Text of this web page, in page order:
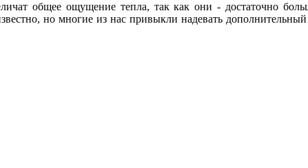
общее ощущение тепла, так как они - достаточно
но многие из нас привыкли надевать